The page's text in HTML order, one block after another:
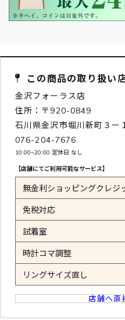
この商品の取り扱い
金沢フォーラス店
住所：〒920-0849
石川県金沢市堀川新町３ー
076-204-7676
10:00~20:00 定休日:なし
【店舗にてご利用可能なサービス】
無金利ショッピングクレジ
免税対応
試着室
時計コマ調整
リングサイズ直し
店舗へ直